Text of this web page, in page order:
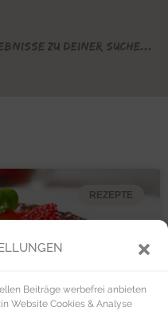
Beiträge werbefrei anbieten
Website Cookies & Analyse
zu deiner Suche...
REZEPTE